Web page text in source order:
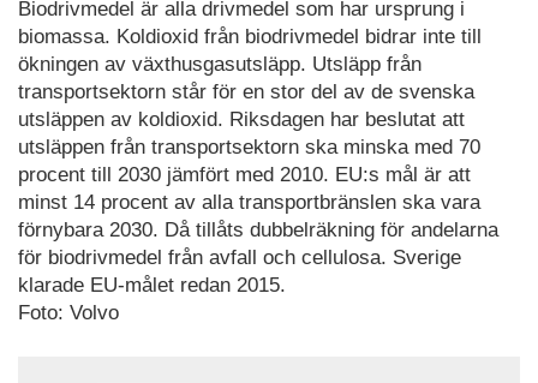
Biodrivmedel är alla drivmedel som har ursprung i
biomassa. Koldioxid från biodrivmedel bidrar inte till
ökningen av växthusgasutsläpp. Utsläpp från
transportsektorn står för en stor del av de svenska
utsläppen av koldioxid. Riksdagen har beslutat att
utsläppen från transportsektorn ska minska med 70
procent till 2030 jämfört med 2010. EU:s mål är att
minst 14 procent av alla transportbränslen ska vara
förnybara 2030. Då tillåts dubbelräkning för andelarna
för biodrivmedel från avfall och cellulosa. Sverige
klarade EU-målet redan 2015.
Foto: Volvo